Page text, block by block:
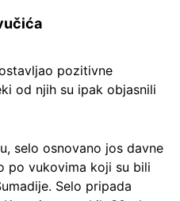
pozitivne
od njih su ipak objasnili
selo osnovano jos davne
po vukovima koji su bili
Selo pripada